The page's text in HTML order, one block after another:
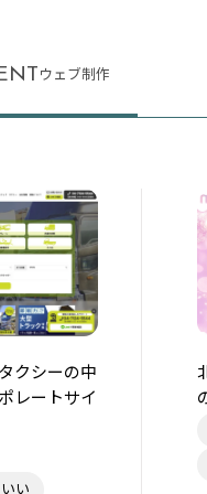
ウェブ制作
クシーの中
レートサイ
い